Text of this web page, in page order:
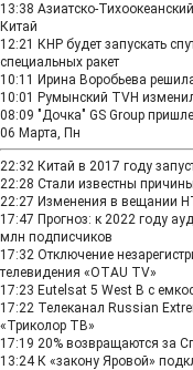
13:38 Азиатско-
Китай
12:21 КНР будет запускать
специальных ракет
10:11 Ирина Воробьева
10:01 Румынский TVH
08:09 "Дочка" GS Group
06 Марта, Пн
22:32 Китай в 2017 году
22:28 Стали известны
22:27 Изменения в вещании
17:47 Прогноз: к 2022 году
млн подписчиков
17:32 Отключение
телевидения «OTAU TV»
17:23 Eutelsat 5 West B с
17:22 Телеканал Russian
«Триколор ТВ»
17:19 20% возвращаются за
13:24 К «закону Яровой»